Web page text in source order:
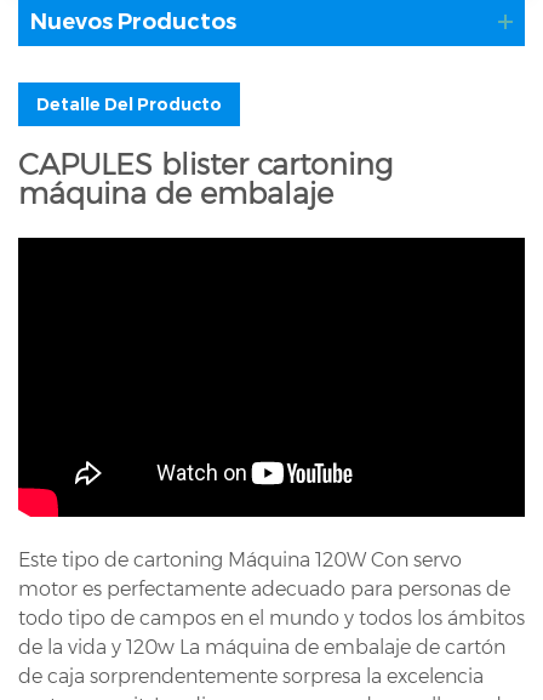
Nuevos Productos
Detalle Del Producto
CAPULES blister cartoning
máquina de embalaje
Este tipo de cartoning Máquina 120W Con servo
motor es perfectamente adecuado para personas de
todo tipo de campos en el mundo y todos los ámbitos
de la vida y 120w La máquina de embalaje de cartón
de caja sorprendentemente sorpresa la excelencia